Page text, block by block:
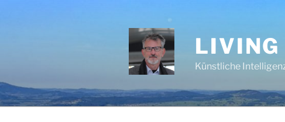
LIVING
Künstliche